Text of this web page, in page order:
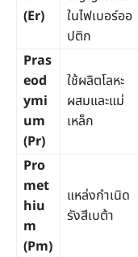
(Er)
ในไฟเบอร์ออ
ปติก
Pras
eod
ymi
um
(Pr)
ใช้ผลิตโลหะ
ผสมและแม่
เหล็ก
Pro
met
hiu
m
(Pm)
แหล่งกำเนิด
รังสีเบต้า